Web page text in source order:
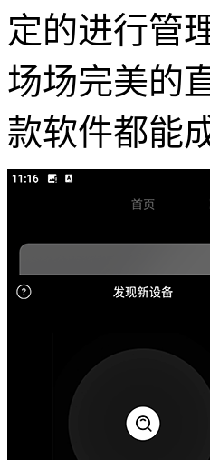
定的进行管
场场完美的
款软件都能